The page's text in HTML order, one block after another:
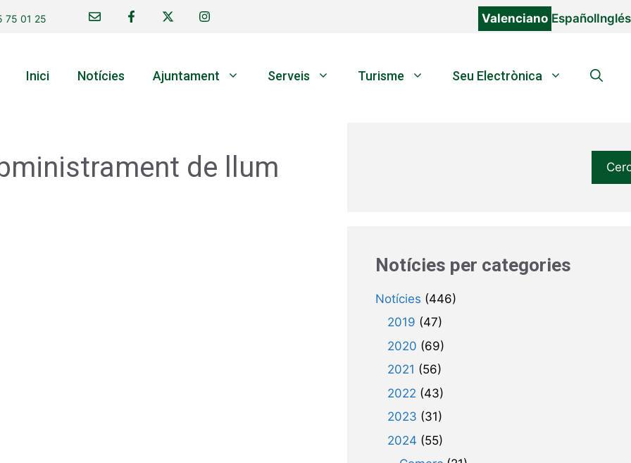
75 01 25 Valenciano EspañolInglés
Inici Notícies Ajuntament Serveis Turisme Seu Electrònica
de llum
Notícies per categories
Notícies (446)
2019 (47)
2020 (69)
2021 (56)
2022 (43)
2023 (31)
2024 (55)